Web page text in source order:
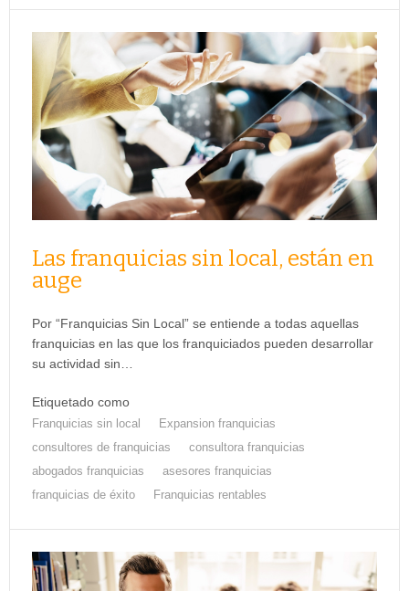
Las franquicias sin local, están en
auge
Por “Franquicias Sin Local” se entiende a todas aquellas
franquicias en las que los franquiciados pueden desarrollar
su actividad sin…
Etiquetado como
Franquicias sin local
Expansion franquicias
consultores de franquicias
consultora franquicias
abogados franquicias
asesores franquicias
franquicias de éxito
Franquicias rentables